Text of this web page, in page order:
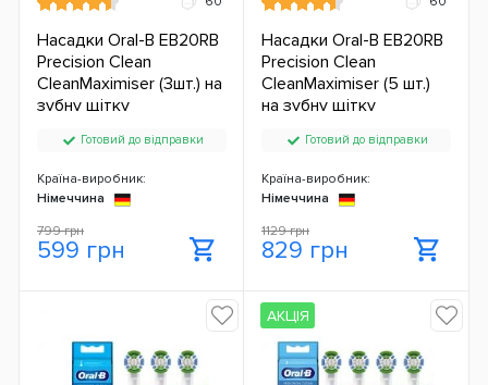
Насадки Oral-B EB20RB
Precision Clean
CleanMaximiser (3шт.) на
зубну щітку
Готовий до відправки
Країна-виробник:
Німеччина
799 грн
599 грн
Насадки Oral-B EB20RB
Precision Clean
CleanMaximiser (5 шт.)
на зубну щітку
Готовий до відправки
Країна-виробник:
Німеччина
1129 грн
829 грн
АКЦІЯ